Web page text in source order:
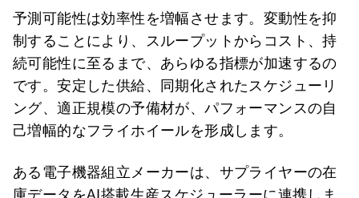
予測可能性は効率性を増幅させます。変動性を抑
制することにより、スループットからコスト、持
続可能性に至るまで、あらゆる指標が加速するの
です。安定した供給、同期化されたスケジューリ
ング、適正規模の予備材が、パフォーマンスの自
己増幅的なフライホイールを形成します。
ある電子機器組立メーカーは、サプライヤーの在
庫データをAI搭載生産スケジューラーに連携しま